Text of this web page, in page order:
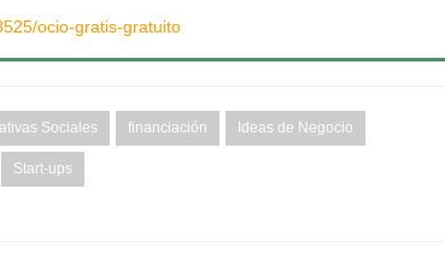
ocio-gratis-gratuito
Sociales financiación Ideas de Negocio
Start-ups